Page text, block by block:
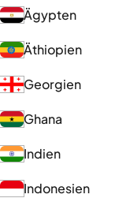
Ägypten
Äthiopien
Georgien
Ghana
Indien
Indonesien